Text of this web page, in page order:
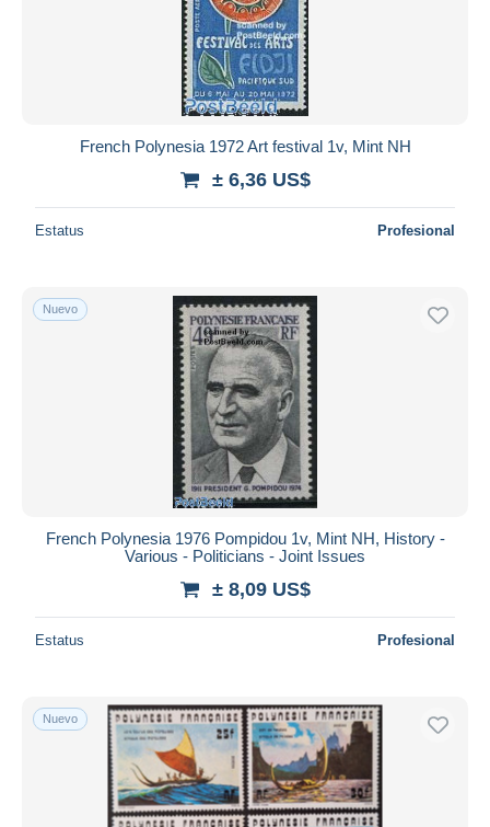
French Polynesia 1972 Art festival 1v, Mint NH
± 6,36 US$
Estatus Profesional
Nuevo
French Polynesia 1976 Pompidou 1v, Mint NH, History -
Various - Politicians - Joint Issues
± 8,09 US$
Estatus Profesional
Nuevo